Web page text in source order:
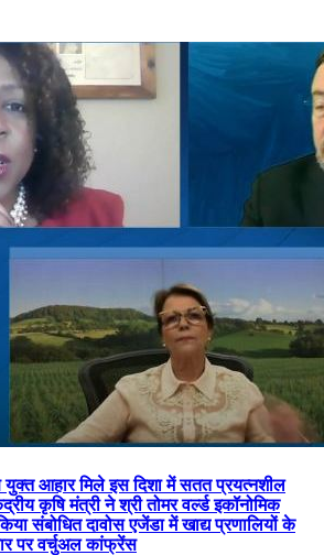
युक्त आहार मिले इस दिशा में सतत प्रयत्नशील
कृषि मंत्री ने श्री तोमर वर्ल्ड इकॉनोमिक
संबोधित दावोस एजेंडा में खाद्य प्रणालियों के
पर वर्चुअल कांफ्रेंस